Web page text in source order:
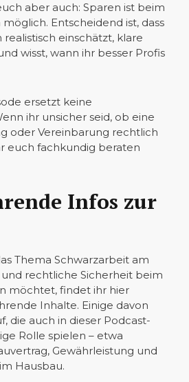
aber auch: Sparen ist beim
Entscheidend ist, dass
einschätzt, klare
wisst, wann ihr besser Profis
ersetzt keine
ihr unsicher seid, ob eine
oder Vereinbarung rechtlich
euch fachkundig beraten
Infos zur
Thema Schwarzarbeit am
rechtliche Sicherheit beim
möchtet, findet ihr hier
Inhalte. Einige davon
die auch in dieser Podcast-
Rolle spielen – etwa
Gewährleistung und
Hausbau.